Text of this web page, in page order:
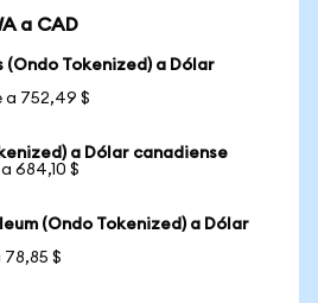
a CAD
Tokenized) a Dólar
a 752,49 $
a Dólar canadiense
684,10 $
(Ondo Tokenized) a Dólar
78,85 $